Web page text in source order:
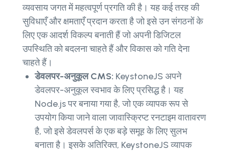
व्यवसाय जगत में महत्वपूर्ण प्रगति की है। यह कई तरह की
सुविधाएँ और क्षमताएँ प्रदान करता है जो इसे उन संगठनों के
लिए एक आदर्श विकल्प बनाती हैं जो अपनी डिजिटल
उपस्थिति को बदलना चाहते हैं और विकास को गति देना
चाहते हैं।
डेवलपर-अनुकूल CMS: KeystoneJS अपने
डेवलपर-अनुकूल स्वभाव के लिए प्रसिद्ध है। यह
Node.js पर बनाया गया है, जो एक व्यापक रूप से
उपयोग किया जाने वाला जावास्क्रिप्ट रनटाइम वातावरण
है, जो इसे डेवलपर्स के एक बड़े समूह के लिए सुलभ
बनाता है। इसके अतिरिक्त, KeystoneJS व्यापक